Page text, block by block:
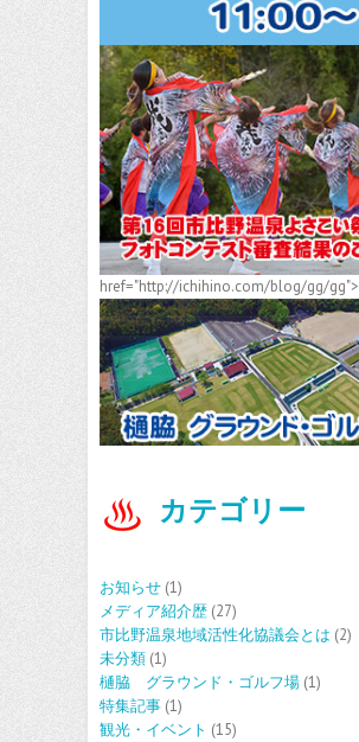
href="http://ichihino.com/blog/gg/gg">
カテゴリー
お知らせ (1)
メディア紹介歴 (27)
市比野温泉地域活性化協議会とは (2)
未分類 (1)
樋脇 グラウンド・ゴルフ場 (1)
特集記事 (1)
観光・イベント (15)